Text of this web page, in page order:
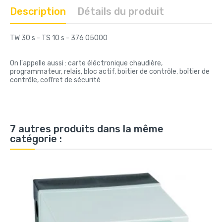
Description Détails du produit
TW 30 s - TS 10 s - 376 05000
On l'appelle aussi : carte éléctronique chaudière,
programmateur, relais, bloc actif, boitier de contrôle, boîtier de
contrôle, coffret de sécurité
7 autres produits dans la même
catégorie :